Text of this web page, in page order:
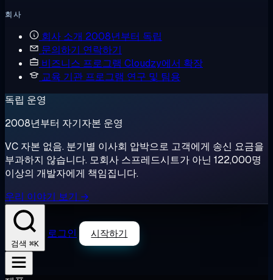
회사
회사 소개 2008년부터 독립
문의하기 연락하기
비즈니스 프로그램 Cloudzy에서 확장
교육 기관 프로그램 연구 및 팀용
독립 운영
2008년부터 자기자본 운영
VC 자본 없음. 분기별 이사회 압박으로 고객에게 송신 요금을
부과하지 않습니다. 모회사 스프레드시트가 아닌 122,000명
이상의 개발자에게 책임집니다.
우리 이야기 보기 →
검색 ⌘K
로그인 시작하기